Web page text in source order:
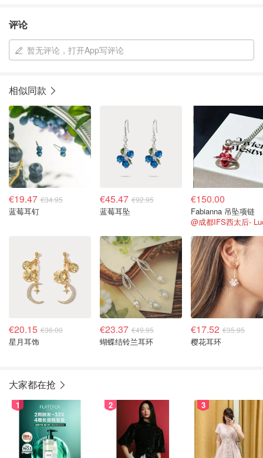
评论
暂无评论，打开App写评论
相似同款
€19.47 €34.95
蓝莓耳钉
€45.47 €92.95
蓝莓耳坠
€150.00
Fabianna 吊坠项链
@成都IFS西太后-
€20.15 €36.00
星月耳饰
€23.37 €49.95
蝴蝶结铃兰耳环
€17.52 €35.95
樱花耳环
大家都在抢
1 2 3